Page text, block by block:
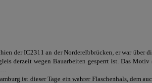
der IC2311 an der Norderelbbrücken, er war über
derzeit wegen Bauarbeiten gesperrt ist. Das
…
ist dieser Tage ein wahrer Flaschenhals, dem